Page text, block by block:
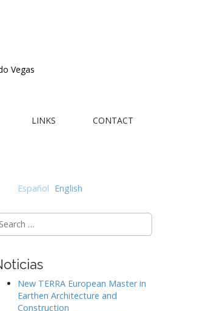
Vegas
LINKS CONTACT
Español English
New TERRA European Master in
Earthen Architecture and
Construction